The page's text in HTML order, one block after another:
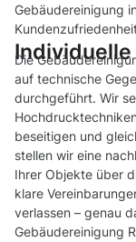
Gebäudereinigung
Die
auf technische
durchgeführt. Wir
beseitigen und
stellen wir eine
Ihrer Objekte über
klare
verlassen – genau
Gebäudereinigung